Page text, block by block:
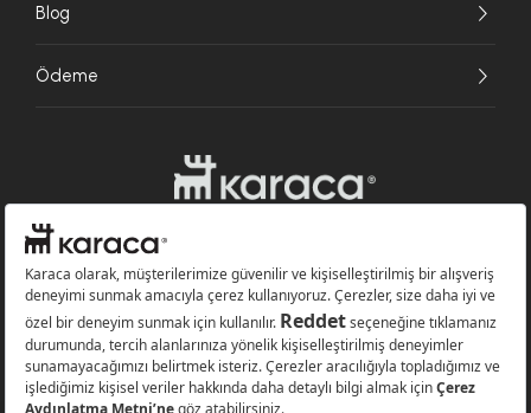
Blog
Ödeme
Websitesinde kullanılan bazı görseller yapay zekâ (AI) ile üretilmiştir.